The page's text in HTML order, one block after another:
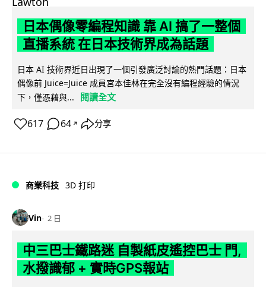
日本偶像零編程知識 靠 AI 搞了一整個
直播系統 在日本技術界成為話題
日本 AI 技術界近日出現了一個引發廣泛討論的熱門話題：日本
偶像前 Juice=Juice 成員宮本佳林在完全沒有編程經驗的情況
下，僅憑藉與...
閱讀全文
617 64 ↗ 分享
商業科技 3D 打印
Vin 2 日
中三巴士鐵路迷 自製紙皮遙控巴士 門,
水撥識郁 + 實時GPS報站